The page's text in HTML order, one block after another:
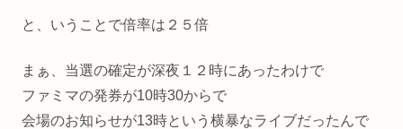
と、いうことで倍率は２５倍
まぁ、当選の確定が深夜１２時にあったわけで
ファミマの発券が10時30からで
会場のお知らせが13時という横暴なライブだったんで